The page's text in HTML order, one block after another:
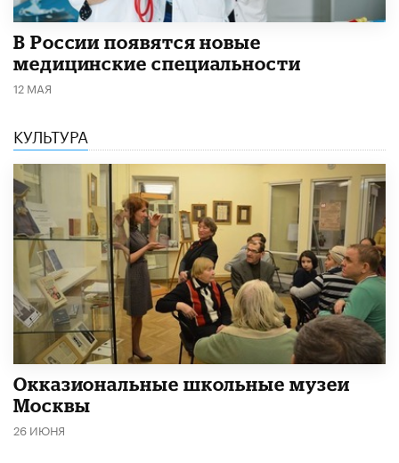
В России появятся новые
медицинские специальности
12 МАЯ
КУЛЬТУРА
​Окказиональные школьные музеи
Москвы
26 ИЮНЯ